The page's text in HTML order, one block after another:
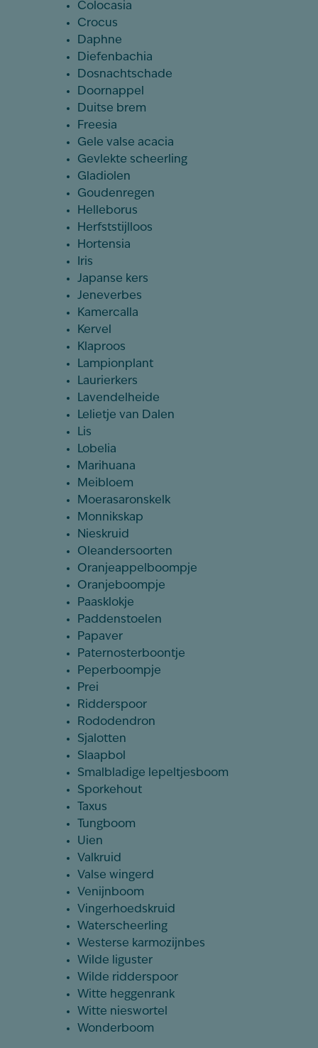
Colocasia
Crocus
Daphne
Diefenbachia
Dosnachtschade
Doornappel
Duitse brem
Freesia
Gele valse acacia
Gevlekte scheerling
Gladiolen
Goudenregen
Helleborus
Herfststijlloos
Hortensia
Iris
Japanse kers
Jeneverbes
Kamercalla
Kervel
Klaproos
Lampionplant
Laurierkers
Lavendelheide
Lelietje van Dalen
Lis
Lobelia
Marihuana
Meibloem
Moerasaronskelk
Monnikskap
Nieskruid
Oleandersoorten
Oranjeappelboompje
Oranjeboompje
Paasklokje
Paddenstoelen
Papaver
Paternosterboontje
Peperboompje
Prei
Ridderspoor
Rododendron
Sjalotten
Slaapbol
Smalbladige lepeltjesboom
Sporkehout
Taxus
Tungboom
Uien
Valkruid
Valse wingerd
Venijnboom
Vingerhoedskruid
Waterscheerling
Westerse karmozijnbes
Wilde liguster
Wilde ridderspoor
Witte heggenrank
Witte nieswortel
Wonderboom